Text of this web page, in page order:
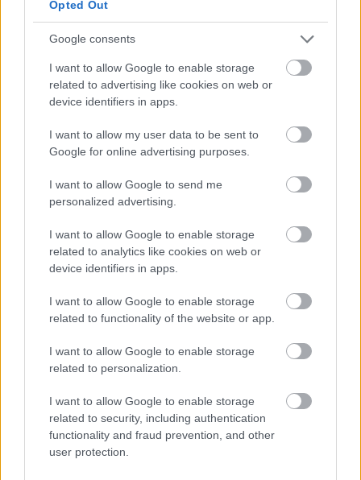
Opted Out
Google consents
I want to allow Google to enable storage
related to advertising like cookies on web or
device identifiers in apps.
I want to allow my user data to be sent to
Google for online advertising purposes.
I want to allow Google to send me
personalized advertising.
I want to allow Google to enable storage
related to analytics like cookies on web or
device identifiers in apps.
I want to allow Google to enable storage
related to functionality of the website or app.
I want to allow Google to enable storage
related to personalization.
I want to allow Google to enable storage
related to security, including authentication
functionality and fraud prevention, and other
user protection.
Az NB I-et, az NB II-t és az NB III-at is érinti a hétfői döntés.
2026.08.03.
Hatalmas góllal mentettek pontot a Vasas ellen
A Vasas II. vezetett Szegeden, de Rádai újabb bombája
2026.07.28.